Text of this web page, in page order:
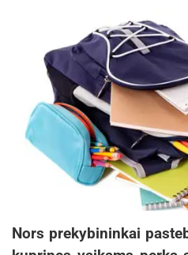
Nors prekybininkai